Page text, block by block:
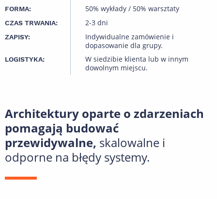
FORMA: 50% wykłady / 50% warsztaty
CZAS TRWANIA: 2-3 dni
ZAPISY:
Indywidualne zamówienie i
dopasowanie dla grupy.
LOGISTYKA:
W siedzibie klienta lub w innym
dowolnym miejscu.
Architektury oparte o zdarzeniach
pomagają budować
przewidywalne, skalowalne i
odporne na błędy systemy.